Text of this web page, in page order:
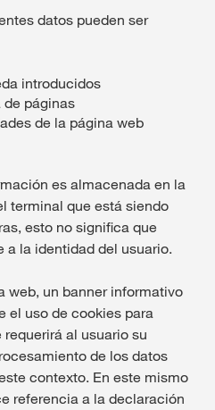
datos pueden ser
introducidos
de páginas
de la página web
es almacenada en la
terminal que está siendo
esto no significa que
la identidad del usuario.
web, un banner informativo
el uso de cookies para
al usuario su
de los datos
contexto. En este mismo
referencia a la declaración